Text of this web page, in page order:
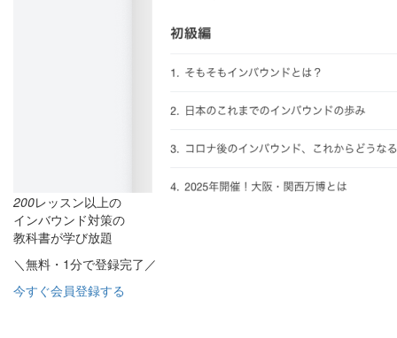
200レッスン以上の
インバウンド対策の
教科書が学び放題
＼無料・1分で登録完了／
今すぐ会員登録する